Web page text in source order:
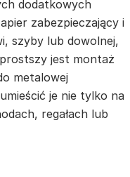
dodatkowych
zabezpieczający i
szyby lub dowolnej,
jest montaż
metalowej
je nie tylko na
regałach lub